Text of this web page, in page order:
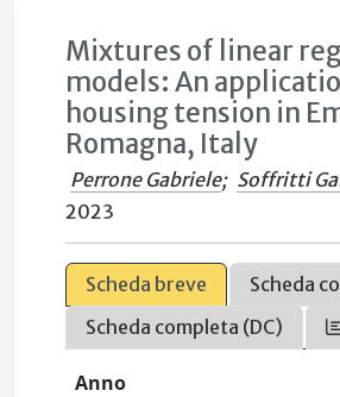
Mixtures of linear
models: An
housing tension in
Romagna, Italy
Perrone Gabriele; Soffritti
2023
Scheda breve
Scheda
Scheda completa (DC)
Anno